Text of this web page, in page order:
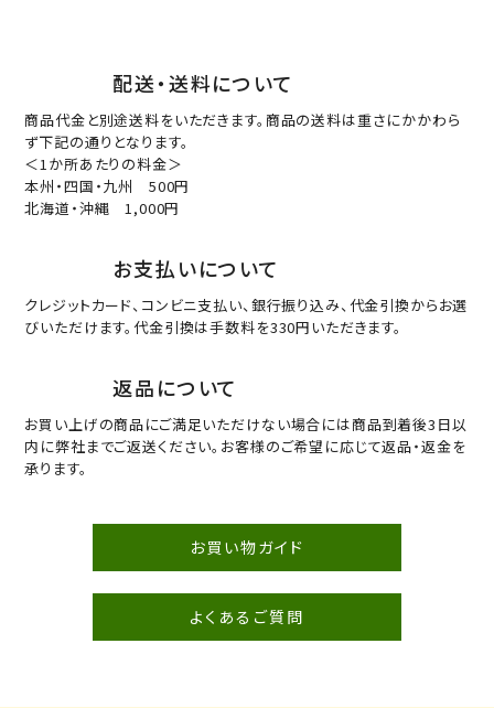
配送・送料について
商品代金と別途送料をいただきます。商品の送料は重さにかかわら
ず下記の通りとなります。
＜1か所あたりの料金＞
本州・四国・九州 500円
北海道・沖縄 1,000円
お支払いについて
クレジットカード、コンビニ支払い、銀行振り込み、代金引換からお選
びいただけます。代金引換は手数料を330円いただきます。
返品について
お買い上げの商品にご満足いただけない場合には商品到着後3日以
内に弊社までご返送ください。お客様のご希望に応じて返品・返金を
承ります。
お買い物ガイド
よくあるご質問